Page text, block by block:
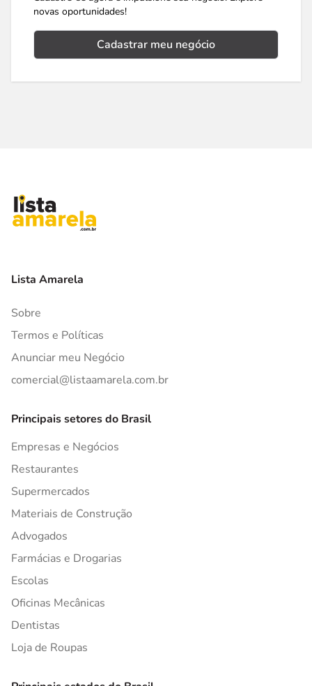
novas oportunidades!
Cadastrar meu negócio
Lista Amarela
Sobre
Termos e Políticas
Anunciar meu Negócio
comercial@listaamarela.com.br
Principais setores do Brasil
Empresas e Negócios
Restaurantes
Supermercados
Materiais de Construção
Advogados
Farmácias e Drogarias
Escolas
Oficinas Mecânicas
Dentistas
Loja de Roupas